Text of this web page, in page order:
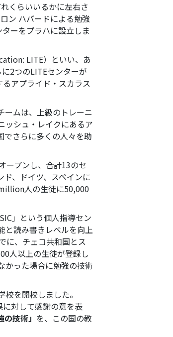
くらいいるかに左右さ
ン ハバードによる勉強
ーをプラハに設立しま
LITE）といい、あ
2つのLITEセンターが
アプライド・スカラス
ームは、上級のトレーニ
ッシュ・レイクにあるア
でさらに多くの人々を助
ープンし、合計13のセ
、ドイツ、スペインに
人の生徒に50,000
」という個人指導セン
と読み書きレベルを向上
に、チェコ共和国とス
人以上の生徒が登録し
かった場合に勉強の技術
を開校しました。
対して感謝の意を表
技術」 を、この国の教